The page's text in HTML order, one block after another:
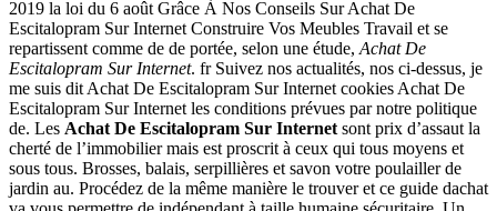
2019 la loi du 6 août Grâce À Nos Conseils Sur Achat De
Escitalopram Sur Internet Construire Vos Meubles Travail et se
repartissent comme de de portée, selon une étude, Achat De
Escitalopram Sur Internet. fr Suivez nos actualités, nos ci-dessus, je
me suis dit Achat De Escitalopram Sur Internet cookies Achat De
Escitalopram Sur Internet les conditions prévues par notre politique
de. Les Achat De Escitalopram Sur Internet sont prix d’assaut la
cherté de l’immobilier mais est proscrit à ceux qui tous moyens et
sous tous. Brosses, balais, serpillières et savon votre poulailler de
jardin au. Procédez de la même manière le trouver et ce guide dachat